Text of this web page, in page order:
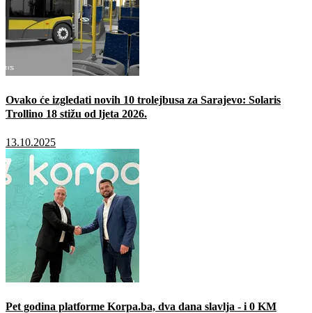
Ovako će izgledati novih 10 trolejbusa za Sarajevo: Solaris
Trollino 18 stižu od ljeta 2026.
13.10.2025
Pet godina platforme Korpa.ba, dva dana slavlja - i 0 KM